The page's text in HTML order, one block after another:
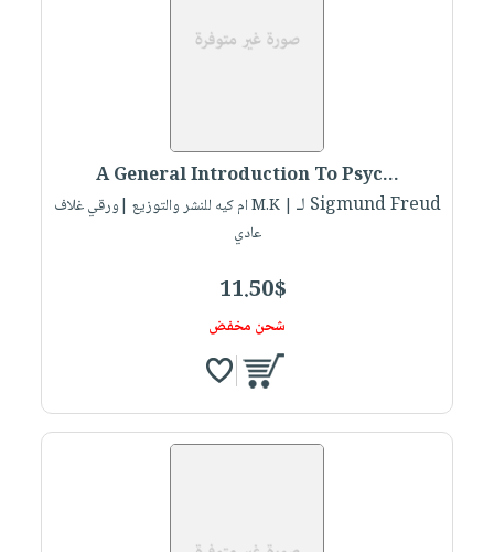
A General Introduction To Psyc...
لـ Sigmund Freud
| M.K ام كيه للنشر والتوزيع |ورقي غلاف
عادي
11.50$
شحن مخفض